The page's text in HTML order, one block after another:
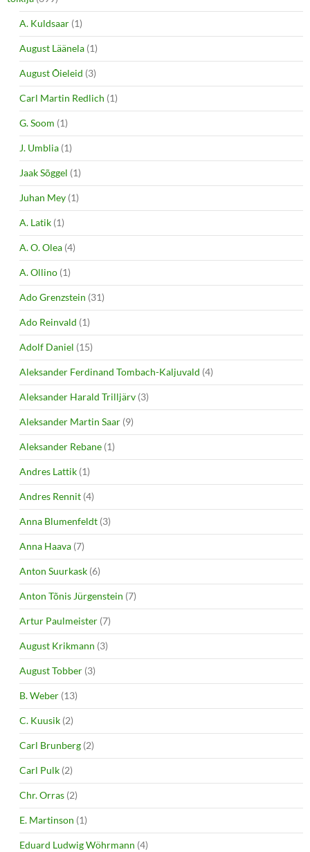
A. Kuldsaar (1)
August Läänela (1)
August Õieleid (3)
Carl Martin Redlich (1)
G. Soom (1)
J. Umblia (1)
Jaak Sõggel (1)
Juhan Mey (1)
A. Latik (1)
A. O. Olea (4)
A. Ollino (1)
Ado Grenzstein (31)
Ado Reinvald (1)
Adolf Daniel (15)
Aleksander Ferdinand Tombach-Kaljuvald (4)
Aleksander Harald Trilljärv (3)
Aleksander Martin Saar (9)
Aleksander Rebane (1)
Andres Lattik (1)
Andres Rennit (4)
Anna Blumenfeldt (3)
Anna Haava (7)
Anton Suurkask (6)
Anton Tõnis Jürgenstein (7)
Artur Paulmeister (7)
August Krikmann (3)
August Tobber (3)
B. Weber (13)
C. Kuusik (2)
Carl Brunberg (2)
Carl Pulk (2)
Chr. Orras (2)
E. Martinson (1)
Eduard Ludwig Wöhrmann (4)